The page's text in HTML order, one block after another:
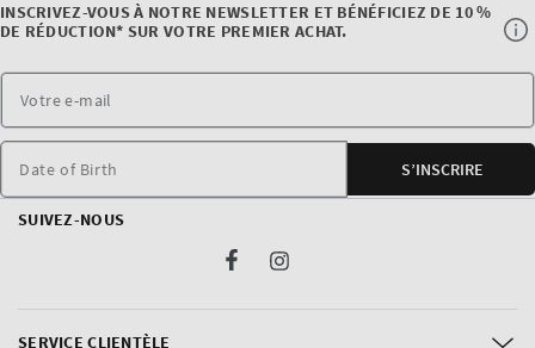
SERVICE CLIENTÈLE
INSCRIVEZ-VOUS À NOTRE NEWSLETTER ET BÉNÉFICIEZ DE 10 %
DE RÉDUCTION* SUR VOTRE PREMIER ACHAT.
Date of Birth S’INSCRIRE
SUIVEZ-NOUS
FacebookInstagram